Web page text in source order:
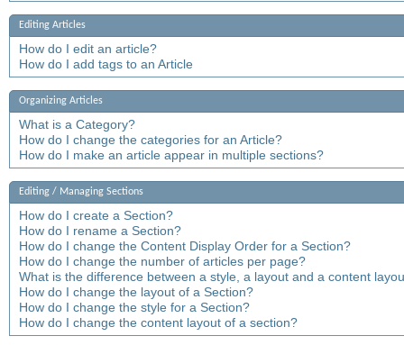
Editing Articles
How do I edit an article?
How do I add tags to an Article
Organizing Articles
What is a Category?
How do I change the categories for an Article?
How do I make an article appear in multiple sections?
Editing / Managing Sections
How do I create a Section?
How do I rename a Section?
How do I change the Content Display Order for a Section?
How do I change the number of articles per page?
What is the difference between a style, a layout and a content
How do I change the layout of a Section?
How do I change the style for a Section?
How do I change the content layout of a section?